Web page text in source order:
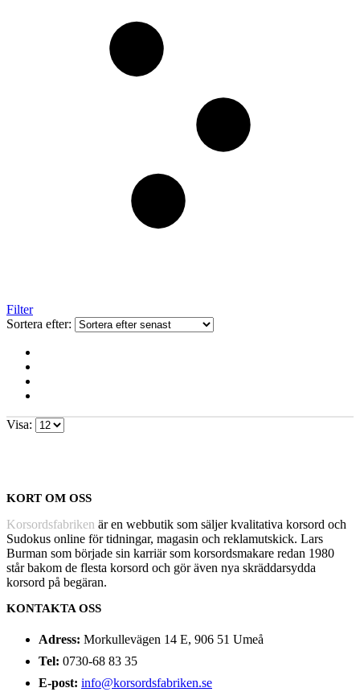
Filter
Sortera efter:
Visa:
KORT OM OSS
Korsordsfabriken är en webbutik som säljer kvalitativa korsord och
Sudokus online för tidningar, magasin och reklamutskick. Lars
Burman som började sin karriär som korsordsmakare redan 1980
står bakom de flesta korsord och gör även nya skräddarsydda
korsord på begäran.
KONTAKTA OSS
Adress: Morkullevägen 14 E, 906 51 Umeå
Tel: 0730-68 83 35
E-post: info@korsordsfabriken.se